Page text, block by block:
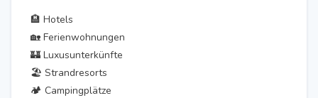
🏨 Hotels
🏡 Ferienwohnungen
🏰 Luxusunterkünfte
🏖️ Strandresorts
🏕️ Campingplätze